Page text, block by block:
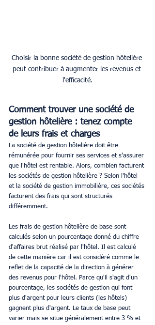
Choisir la bonne société de gestion hôtelière
peut contribuer à augmenter les revenus et
l'efficacité.
Comment trouver une société de
gestion hôtelière : tenez compte
de leurs frais et charges
La société de gestion hôtelière doit être
rémunérée pour fournir ses services et s'assurer
que l'hôtel est rentable. Alors, combien facturent
les sociétés de gestion hôtelière ? Selon l'hôtel
et la société de gestion immobilière, ces sociétés
facturent des frais qui sont structurés
différemment.
Les frais de gestion hôtelière de base sont
calculés selon un pourcentage donné du chiffre
d'affaires brut réalisé par l'hôtel. Il est calculé
de cette manière car il est considéré comme le
reflet de la capacité de la direction à générer
des revenus pour l'hôtel. Parce qu'il s'agit d'un
pourcentage, les sociétés de gestion qui font
plus d'argent pour leurs clients (les hôtels)
gagnent plus d'argent. Le taux de base peut
varier mais se situe généralement entre 3 % et